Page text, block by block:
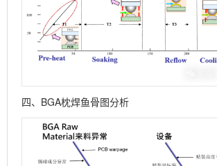
四、BGA枕焊鱼骨图分析